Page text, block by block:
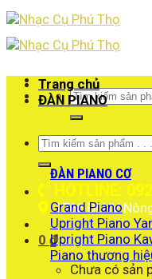
Skip
content
Tìm
kiếm:
Tìm
kiếm:
HOTLINE:
1766 ĐLHV
0 ₫
Chưa có sản
Trang chủ
ĐÀN PIANO
ĐÀN PIANO CƠ
Grand Piano
Upright Piano
Upright Piano
Piano thương